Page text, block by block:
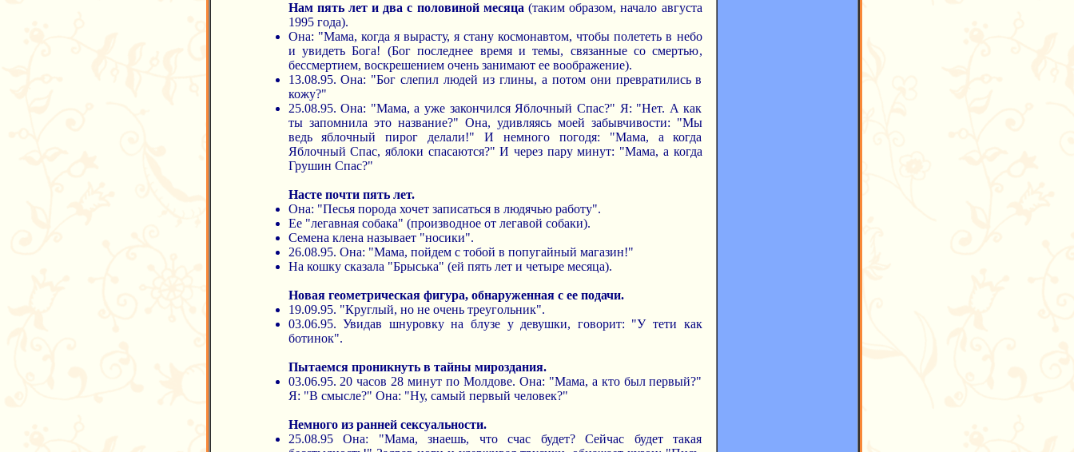
Нам пять лет и два с половиной месяца (таким образом, начало августа
1995 года).
Она: "Мама, когда я вырасту, я стану космонавтом, чтобы полететь в небо
и увидеть Бога! (Бог последнее время и темы, связанные со смертью,
бессмертием, воскрешением очень занимают ее воображение).
13.08.95. Она: "Бог слепил людей из глины, а потом они превратились в
кожу?"
25.08.95. Она: "Мама, а уже закончился Яблочный Спас?" Я: "Нет. А как
ты запомнила это название?" Она, удивляясь моей забывчивости: "Мы
ведь яблочный пирог делали!" И немного погодя: "Мама, а когда
Яблочный Спас, яблоки спасаются?" И через пару минут: "Мама, а когда
Грушин Спас?"
Насте почти пять лет.
Она: "Песья порода хочет записаться в людячью работу".
Ее "легавная собака" (производное от легавой собаки).
Семена клена называет "носики".
26.08.95. Она: "Мама, пойдем с тобой в попугайный магазин!"
На кошку сказала "Брыська" (ей пять лет и четыре месяца).
Новая геометрическая фигура, обнаруженная с ее подачи.
19.09.95. "Круглый, но не очень треугольник".
03.06.95. Увидав шнуровку на блузе у девушки, говорит: "У тети как
ботинок".
Пытаемся проникнуть в тайны мироздания.
03.06.95. 20 часов 28 минут по Молдове. Она: "Мама, а кто был первый?"
Я: "В смысле?" Она: "Ну, самый первый человек?"
Немного из ранней сексуальности.
25.08.95 Она: "Мама, знаешь, что счас будет? Сейчас будет такая